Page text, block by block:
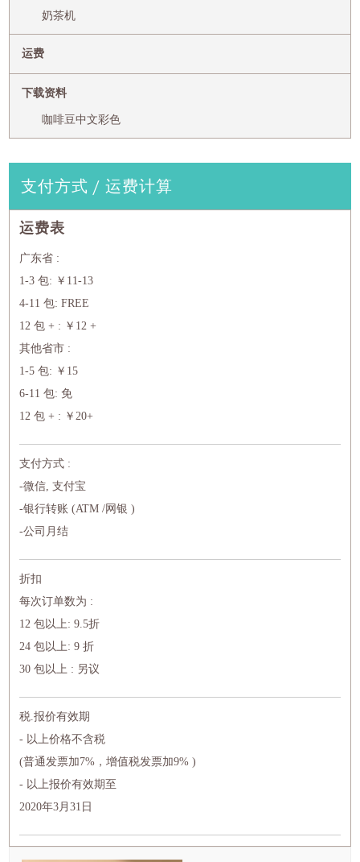
奶茶机
运费
下载资料
咖啡豆中文彩色
支付方式 / 运费计算
运费表
广东省 :
1-3 包: ￥11-13
4-11 包: FREE
12 包 + : ￥12 +
其他省市 :
1-5 包: ￥15
6-11 包: 免
12 包 + : ￥20+
支付方式 :
-微信, 支付宝
-银行转账 (ATM /网银 )
-公司月结
折扣
每次订单数为 :
12 包以上: 9.5折
24 包以上: 9 折
30 包以上 : 另议
税.报价有效期
- 以上价格不含税
(普通发票加7%，增值税发票加9% )
- 以上报价有效期至
2020年3月31日